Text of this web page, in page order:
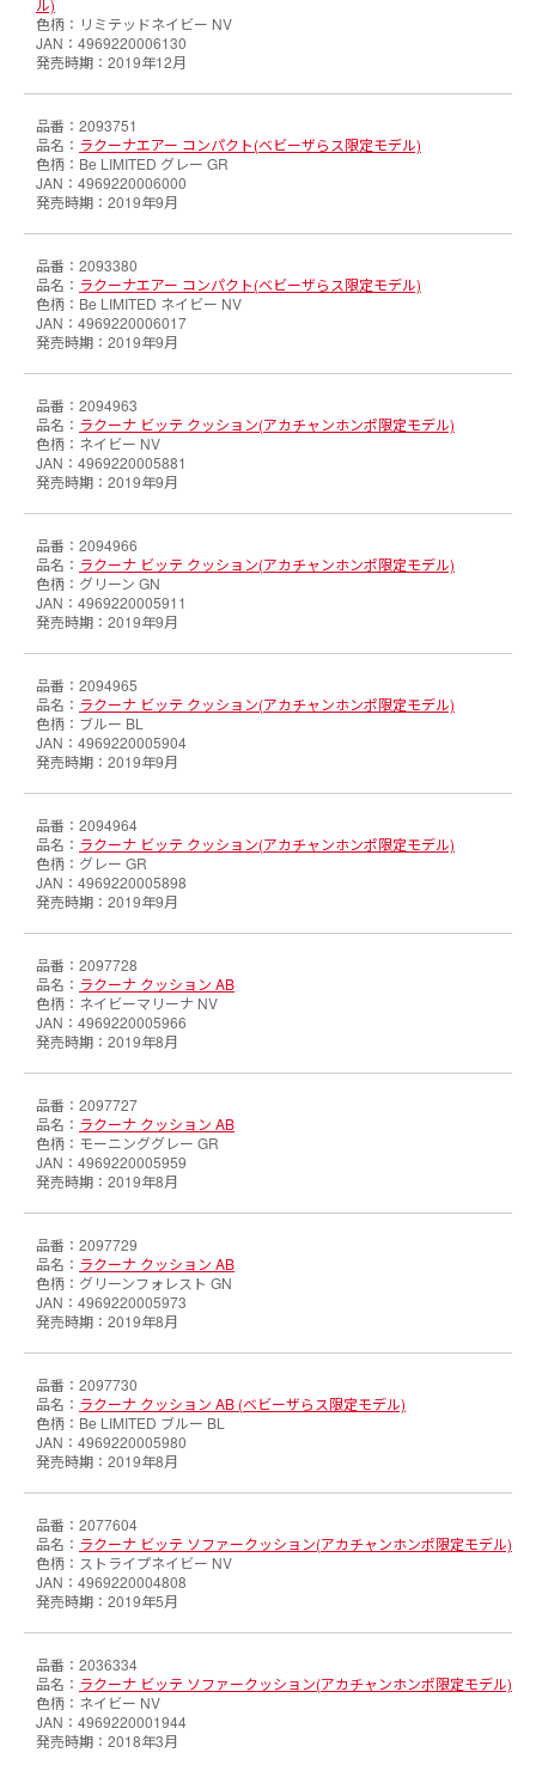
リミテッドネイビー NV
4969220006130
2019年12月
2093751
ラクーナエアー コンパクト(ベビーザらス限定モデル)
Be LIMITED グレー GR
4969220006000
2019年9月
2093380
ラクーナエアー コンパクト(ベビーザらス限定モデル)
Be LIMITED ネイビー NV
4969220006017
2019年9月
2094963
ラクーナ ビッテ クッション(アカチャンホンポ限定モデル)
ネイビー NV
4969220005881
2019年9月
2094966
ラクーナ ビッテ クッション(アカチャンホンポ限定モデル)
グリーン GN
4969220005911
2019年9月
2094965
ラクーナ ビッテ クッション(アカチャンホンポ限定モデル)
ブルー BL
4969220005904
2019年9月
2094964
ラクーナ ビッテ クッション(アカチャンホンポ限定モデル)
グレー GR
4969220005898
2019年9月
2097728
ラクーナ クッション AB
ネイビーマリーナ NV
4969220005966
2019年8月
2097727
ラクーナ クッション AB
モーニンググレー GR
4969220005959
2019年8月
2097729
ラクーナ クッション AB
グリーンフォレスト GN
4969220005973
2019年8月
2097730
ラクーナ クッション AB (ベビーザらス限定モデル)
Be LIMITED ブルー BL
4969220005980
2019年8月
2077604
ラクーナ ビッテ ソファークッション(アカチャンホンポ限定モデル)
ストライプネイビー NV
4969220004808
2019年5月
2036334
ラクーナ ビッテ ソファークッション(アカチャンホンポ限定モデル)
ネイビー NV
4969220001944
2018年3月